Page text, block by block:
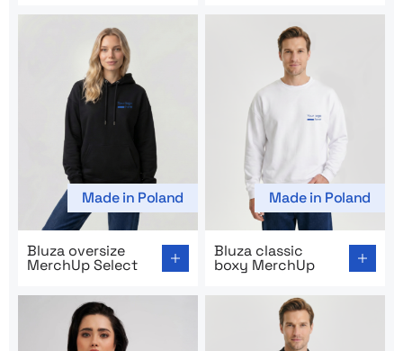
Made in Poland
Bluza oversize
MerchUp Select
Made in Poland
Bluza classic
boxy MerchUp